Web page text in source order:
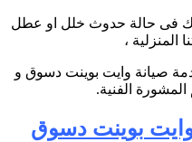
فى حالة حدوث خلل او عطل
المنزلية ،
صيانة وايت بوينت دسوق و
المشورة الفنية.
بوينت دسوق